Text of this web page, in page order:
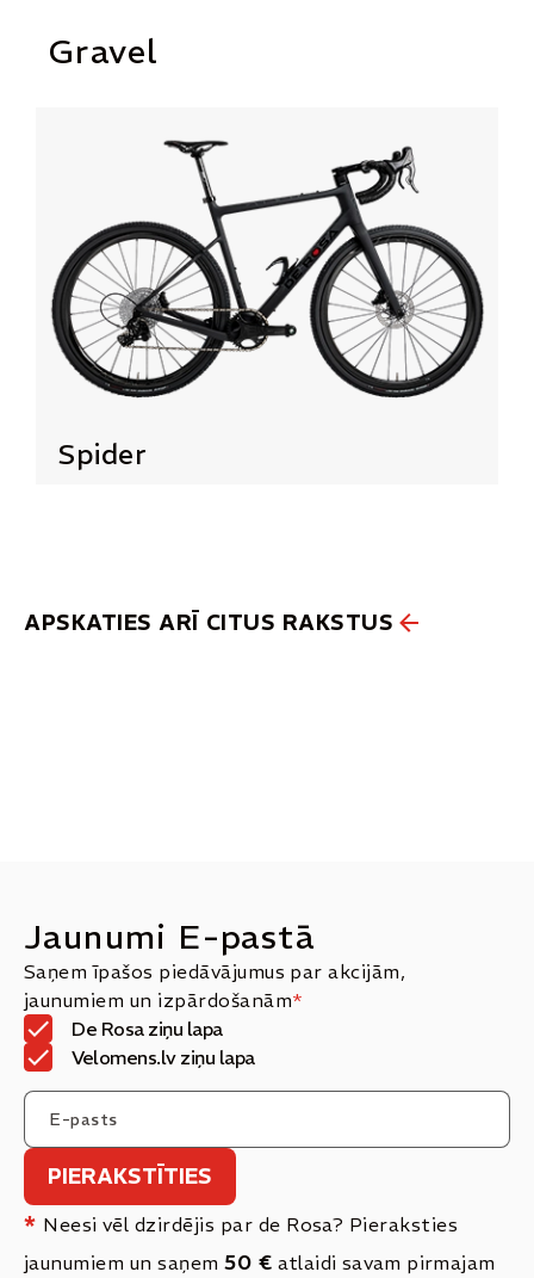
Gravel
Spider
APSKATIES ARĪ CITUS RAKSTUS
Jaunumi E-pastā
Saņem īpašos piedāvājumus par akcijām,
jaunumiem un izpārdošanām*
De Rosa ziņu lapa
Velomens.lv ziņu lapa
* Neesi vēl dzirdējis par de Rosa? Pieraksties
jaunumiem un saņem50 € atlaidi savam pirmajam